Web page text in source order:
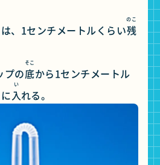
、1センチメートルくらい残
のこ
プの底
そこ
から1センチメートル
入
い
れる。